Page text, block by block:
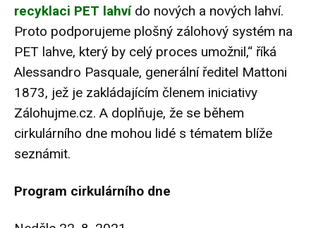
recyklaci PET lahvído nových a nových lahví.
Proto podporujeme plošný zálohový systém na
PET lahve, který by celý proces umožnil,“ říká
Alessandro Pasquale, generální ředitel Mattoni
1873, jež je zakládajícím členem iniciativy
Zálohujme.cz. A doplňuje, že se během
cirkulárního dne mohou lidé s tématem blíže
seznámit.
Program cirkulárního dne